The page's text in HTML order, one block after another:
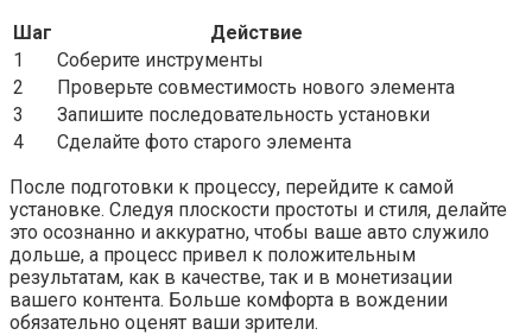
Шаг
Действие
1
Соберите инструменты
2
Проверьте совместимость нового элемента
3
Запишите последовательность установки
4
Сделайте фото старого элемента
После подготовки к процессу, перейдите к самой
установке. Следуя плоскости простоты и стиля, делайте
это осознанно и аккуратно, чтобы ваше авто служило
дольше, а процесс привел к положительным
результатам, как в качестве, так и в монетизации
вашего контента. Больше комфорта в вождении
обязательно оценят ваши зрители.